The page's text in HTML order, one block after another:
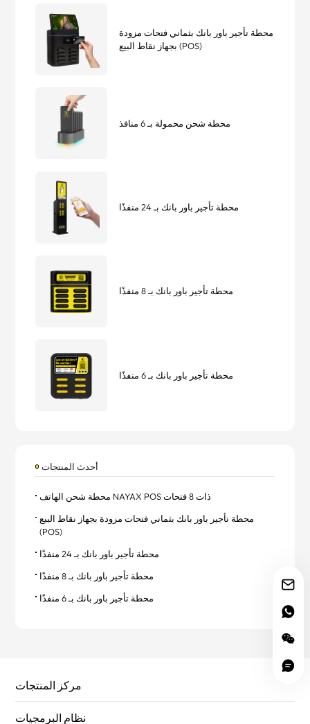
محطة تأجير باور بانك بثماني فتحات مزودة
بجهاز نقاط البيع (POS)
محطة شحن محمولة بـ 6 منافذ
محطة تأجير باور بانك بـ 24 منفذًا
محطة تأجير باور بانك بـ 8 منفذًا
محطة تأجير باور بانك بـ 6 منفذًا
أحدث المنتجات
محطة شحن الهاتف NAYAX POS ذات 8 فتحات
محطة تأجير باور بانك بثماني فتحات مزودة بجهاز نقاط البيع
(POS)
محطة تأجير باور بانك بـ 24 منفذًا
محطة تأجير باور بانك بـ 8 منفذًا
محطة تأجير باور بانك بـ 6 منفذًا
مركز المنتجات
نظام البرمجيات